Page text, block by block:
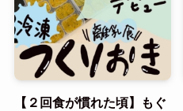
【２回食が慣れた頃】もぐ